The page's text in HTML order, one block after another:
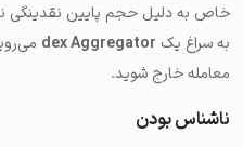
خاص به دلیل حجم پایین نقدینگی
به سراغ یک dex Aggregator
معامله خارج شوید.
ناشناس بودن